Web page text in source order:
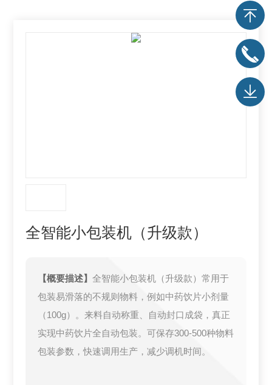
全智能小包装机（升级款）
【概要描述】全智能小包装机（升级款）常用于
包装易滑落的不规则物料，例如中药饮片小剂量
（100g）。来料自动称重、自动封口成袋，真正
实现中药饮片全自动包装。可保存300-500种物料
包装参数，快速调用生产，减少调机时间。